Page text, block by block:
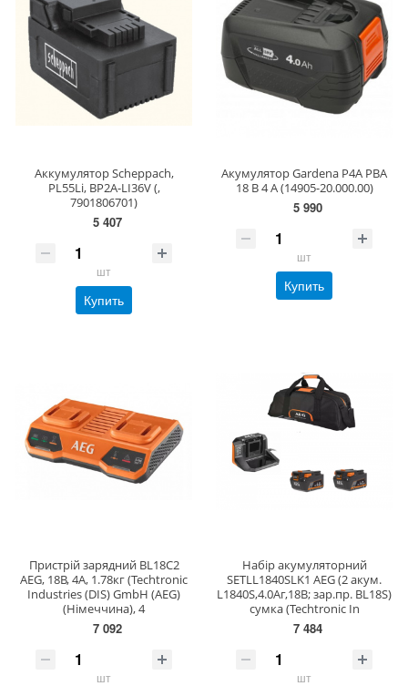
Аккумулятор Scheppach,
PL55Li, BP2A-LI36V (,
7901806701)
5 407
шт
Купить
Акумулятор Gardena P4A PBA
18 В 4 А (14905-20.000.00)
5 990
шт
Купить
Пристрій зарядний BL18C2
AEG, 18В, 4A, 1.78кг (Techtronic
Industries (DIS) GmbH (AEG)
(Німеччина), 4
7 092
шт
Набір акумуляторний
SETLL1840SLK1 AEG (2 акум.
L1840S,4.0Аг,18В; зар.пр. BL18S)
сумка (Techtronic In
7 484
шт